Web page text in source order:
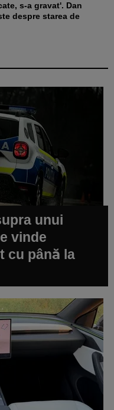
despre starea de
unui
vinde
cu până la